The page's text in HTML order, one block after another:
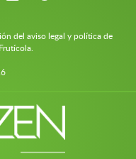
del aviso legal y política de